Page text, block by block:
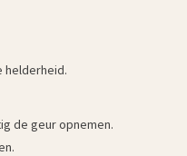
helderheid.
de geur opnemen.